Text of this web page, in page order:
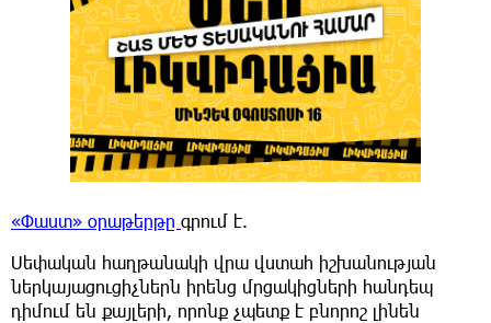
«Փաստ» օրաթերթը գրում է.
Սեփական հաղթանակի վրա վստահ իշխանության
ներկայացուցիչներն իրենց մրցակիցների հանդեպ
դիմում են քայլերի, որոնք չպետք է բնորոշ լինեն